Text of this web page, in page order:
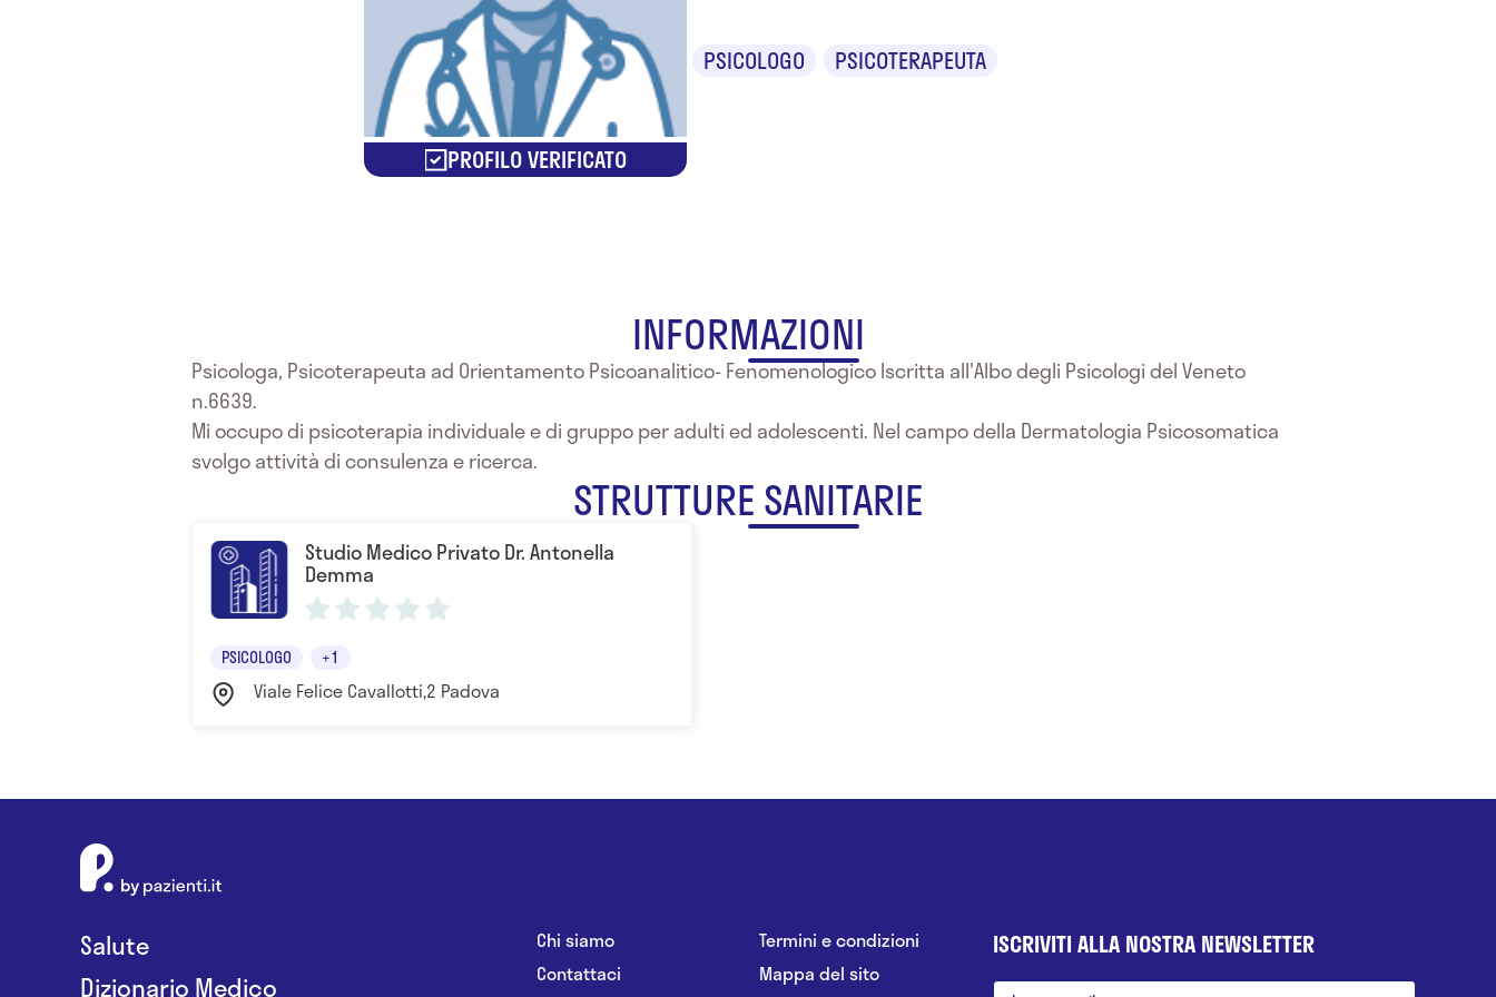
PROFILO VERIFICATO
PSICOLOGO PSICOTERAPEUTA
INFORMAZIONI
Psicologa, Psicoterapeuta ad Orientamento Psicoanalitico- Fenomenologico Iscritta all'Albo degli Psicologi del Veneto
n.6639.
Mi occupo di psicoterapia individuale e di gruppo per adulti ed adolescenti. Nel campo della Dermatologia Psicosomatica
svolgo attività di consulenza e ricerca.
STRUTTURE SANITARIE
Studio Medico Privato Dr. Antonella
Demma
PSICOLOGO +1
Viale Felice Cavallotti,2 Padova
Salute
Dizionario Medico
Chi siamo
Contattaci
Termini e condizioni
Mappa del sito
ISCRIVITI ALLA NOSTRA NEWSLETTER